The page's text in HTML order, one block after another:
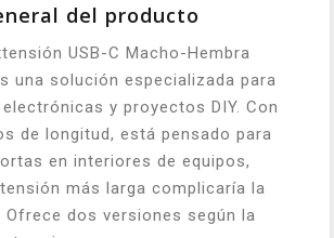
del producto
USB-C Macho-Hembra
una solución especializada para
y proyectos DIY. Con
de longitud, está pensado para
en interiores de equipos,
más larga complicaría la
Ofrece dos versiones según la